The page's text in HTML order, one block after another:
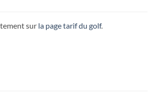
sur la page tarif du golf.